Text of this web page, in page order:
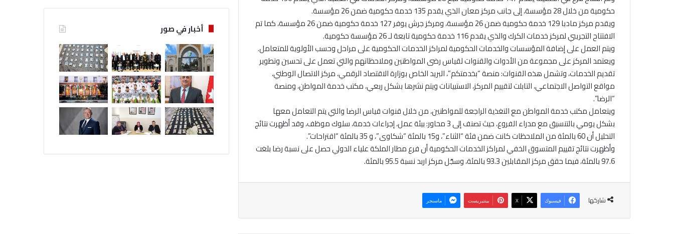
حكومية من خلال 28 مؤسسة، إلى جانب مركز معان الذي يقدم 135 خدمة حكومية ضمن 26 مؤسسة.
ويقدم مركز مادبا 129 خدمة حكومية ضمن 26 مؤسسة، ومركز جرش يوفر 127 خدمة حكومية ضمن 26 مؤسسة، كما تم
الافتتاح التجريبي لمركز خدمات الكرك والذي يقدم 116 خدمة حكومية تابعة لـ 26 مؤسسة حكومية.
ويتم العمل على إضافة المؤسسات والخدمات الحكومية لمراكز الخدمات الحكومية على مراحل وحسب الأولوية للمتعامل.
ويعتمد المركز على مجموعة من الأدوات والقنوات لقياس رضى المواطنين وملاحظاتهم والتي تعمل على تحسين وتطوير
تقديم الخدمات، وتشمل هذه القنوات: منصة “بخدمتكم”، البريد الخاص بوزارة الاقتصاد الرقمي، مركز الاتصال الوطني،
مواقع التواصل الاجتماعي، التابلت لتقييم المركز، الاستبيانات ويتم نشرها بشكل ربعي، مكتب خدمة المواطن، ومنصة
“الرضا”.
ويتعامل مكتب خدمة المواطن مع التغذية الراجعة للمواطنين، من خلال قنوات قياس الرضا والتي يتم التعامل معها
بشكل يومي بالتنسيق مع مدراء الفروع، حيث تصنف إلى 3 محاور: بيئة عمل، إجراءات خدمة، سلوك موظف، وقد أظهرت نتائج
التحليل أن 60 بالمئة من الملاحظات كانت ضمن فئة “الثناء”، و15 بالمئة “شكاوى”، و 35 بالمئة “اقتراحات”.
وأظهرت نتائج تقييم المتسوق الخفي لمراكز الخدمات الحكومية أن فرع مطار الملكة علياء الدولي حصل على نسبة رضا بلغت
97.6 بالمئة، فيما حقق مركز المقابلين 93.3 بالمئة، وسجّل مركز اربد نسبة 95.5 بالمئة.
شاركها فيسبوك ‫X بينتيريست ماسنجر
أخبار في صور